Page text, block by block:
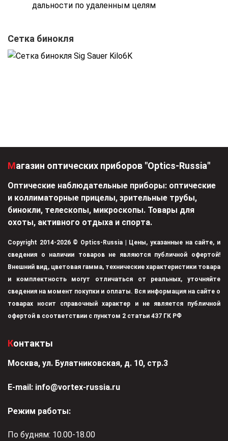
дальности по удаленным целям
Сетка бинокля
Магазин оптических приборов "Optics-Russia"
Оптические наблюдательные приборы: оптические
и коллиматорные прицелы, зрительные трубы,
бинокли, телескопы, микроскопы. Товары для
охоты, активного отдыха и спорта.
Copyright 2014-2026 © Optics-Russia | Цены, указанные на сайте, и
сведения о наличии товаров не являются публичной офертой!
Внешний вид, цветовая гамма, технические характеристики товара
и комплектность могут отличаться от реальных, уточняйте
сведения на момент покупки и оплаты. Вся информация на сайте о
товарах носит справочный характер и не является публичной
офертой в соответствии с пунктом 2 статьи 437 ГК РФ
Контакты
Москва, ул. Булатниковская, д. 10, стр.3
Е-mail: info@vortex-russia.ru
Режим работы:
По будням: 10.00-18.00